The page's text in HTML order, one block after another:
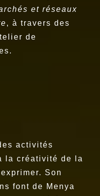
et réseaux
, à travers des
de
activités
la créativité de la
Son
font de Menya